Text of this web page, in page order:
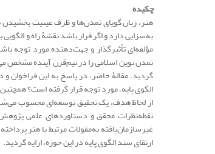
چکیده
هنر، زبان گویای تمدن‌ها و ظرف عینیت‌
به‌سزایی دارد و اگر قرار باشد نقشۀ راه و
مؤلفه‌ای تأثیرگذار و جهت‌دهنده مورد توجه
تمدن نوین اسلامی را در نیم‌قرن آینده مشخص
گردید. مقالۀ حاضر، در پاسخ به این
الگوی پایه، مورد توجه قرار گرفته است؟
از لحاظ هدف، یک تحقیق توسعه‌ای محسوب
نقطه‌نظرات محقق و دستاوردهای علمی
غیرسازمان‌یافته‌ به‌مقولات مرتبط با هنر
ارتقای سند الگوی پایه در این حوزه، ارایه گردید.